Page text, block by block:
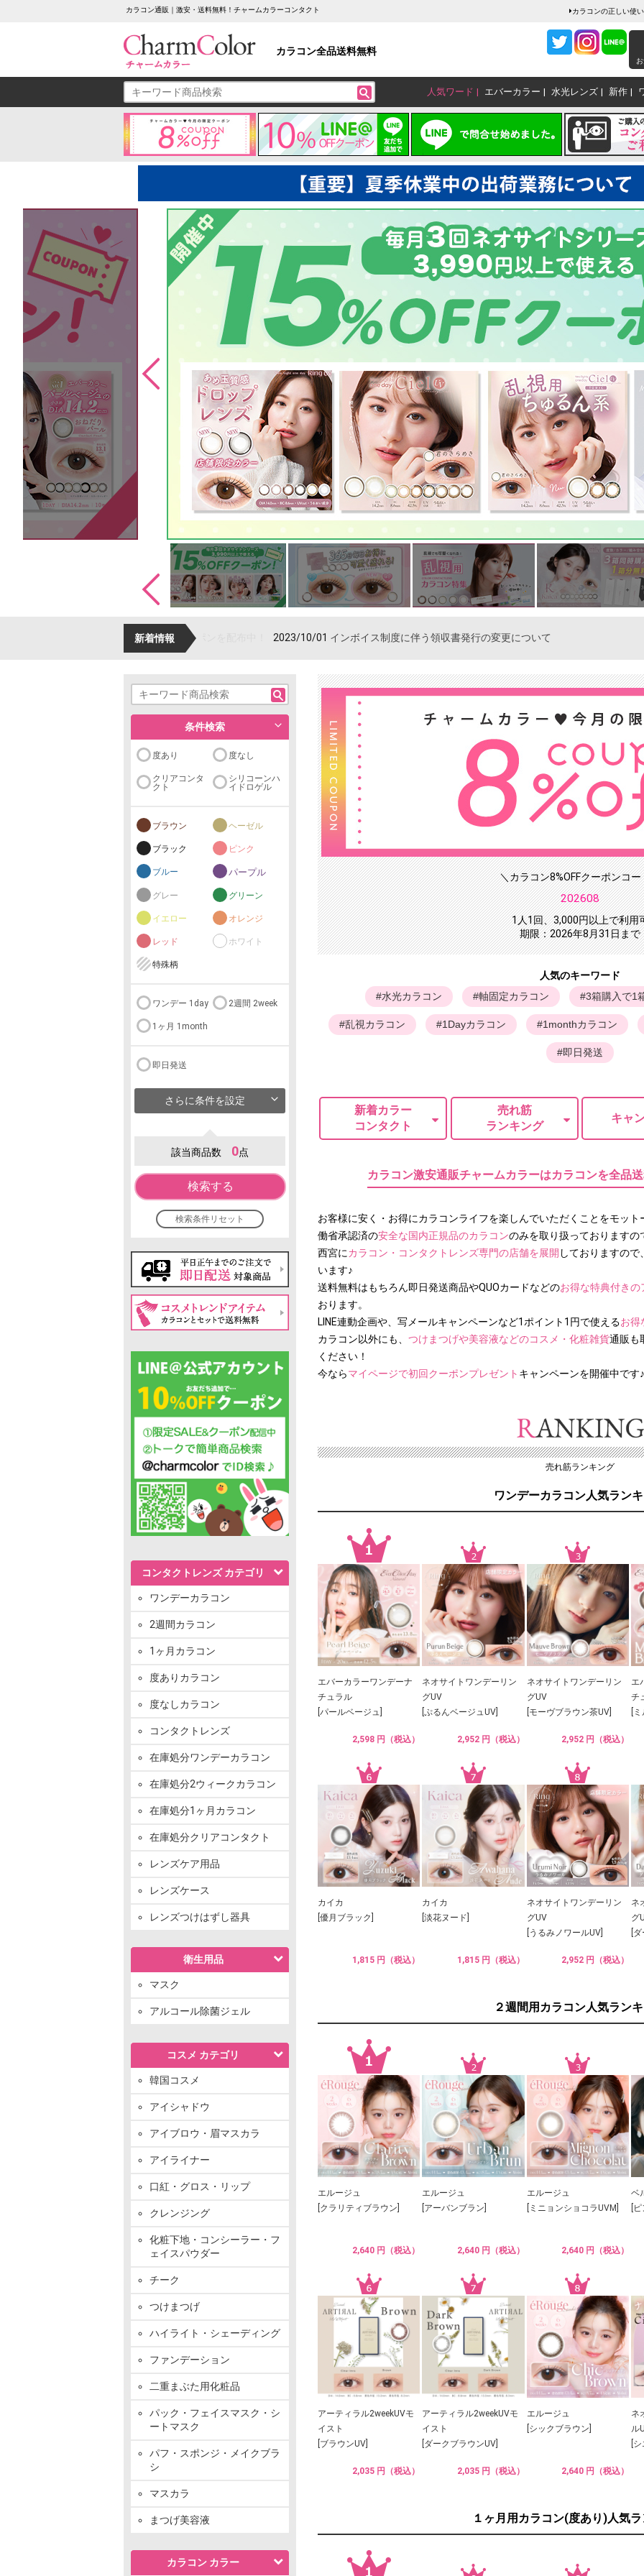
カラコン通販｜激安・送料無料！チャームカラーコンタクト カラコンの正しい使
カラコン全品送料無料
人気ワード エバーカラー 水光レンズ 新作
新着情報 インボイス制度に伴う領収書発行の変更について
条件検索
度あり 度なし
クリアコンタ
クト
シリコーンハ
イドロゲル
ブラウン ヘーゼル
ブラック ピンク
ブルー パープル
グレー グリーン
イエロー オレンジ
レッド ホワイト
特殊柄
ワンデー 1day 2週間 2week
1ヶ月 1month
即日発送
さらに条件を設定
該当商品数 0点
検索する
検索条件リセット
コンタクトレンズ カテゴリ
ワンデーカラコン
2週間カラコン
1ヶ月カラコン
度ありカラコン
度なしカラコン
コンタクトレンズ
在庫処分ワンデーカラコン
在庫処分2ウィークカラコン
在庫処分1ヶ月カラコン
在庫処分クリアコンタクト
レンズケア用品
レンズケース
レンズつけはずし器具
衛生用品
マスク
アルコール除菌ジェル
コスメ カテゴリ
韓国コスメ
アイシャドウ
アイブロウ・眉マスカラ
アイライナー
口紅・グロス・リップ
クレンジング
化粧下地・コンシーラー・フ
ェイスパウダー
チーク
つけまつげ
ハイライト・シェーディング
ファンデーション
二重まぶた用化粧品
パック・フェイスマスク・シ
ートマスク
パフ・スポンジ・メイクブラ
シ
マスカラ
まつげ美容液
カラコン カラー
＼カラコン8%OFFクーポンコー
202608
1人1回、3,000円以上で利用
期限：2026年8月31日まで
人気のキーワード
#水光カラコン
#軸固定カラコン #3箱購入で1
#乱視カラコン #1Dayカラコン #1monthカラコン
#即日発送
新着カラー
コンタクト
売れ筋
ランキング
キャ
カラコン激安通販チャームカラーはカラコンを全品
お客様に安く・お得にカラコンライフを楽しんでいただくことをモッ
働省承認済の安全な国内正規品のカラコンのみを取り扱っております
西宮にカラコン・コンタクトレンズ専門の店舗を展開 しておりますの
います♪
送料無料はもちろん即日発送商品やQUOカードなどのお得な特典付きの
おります。
LINE連動企画や、写メールキャンペーンなど1ポイント1円で使えるお得
カラコン以外にも、 つけまつげや美容液などのコスメ・化粧雑貨通販も
ください！
今ならマイページで初回クーポンプレゼント キャンペーンを開催中です♪
売れ筋ランキング
ワンデーカラコン人気ラン
エバーカラーワンデーナ
チュラル
[パールベージュ]
2,598 円（税込）
ネオサイトワンデーリン
グUV
[ぷるんベージュUV]
2,952 円（税込）
ネオサイトワンデーリン
グUV
[モーヴブラウン茶UV]
2,952 円（税込）
エ
チ
[
カイカ
[優月ブラック]
1,815 円（税込）
カイカ
[淡花ヌード]
1,815 円（税込）
ネオサイトワンデーリン
グUV
[うるみノワールUV]
2,952 円（税込）
ネ
グ
[
２週間用カラコン人気ラン
エルージュ
[クラリティブラウン]
2,640 円（税込）
エルージュ
[アーバンブラン]
2,640 円（税込）
エルージュ
[ミニョンショコラUVM]
2,640 円（税込）
ベ
[
アーティラル2weekUVモ
イスト
[ブラウンUV]
2,035 円（税込）
アーティラル2weekUVモ
イスト
[ダークブラウンUV]
2,035 円（税込）
エルージュ
[シックブラウン]
2,640 円（税込）
ネ
ル
[
１ヶ月用カラコン(度あり)人気